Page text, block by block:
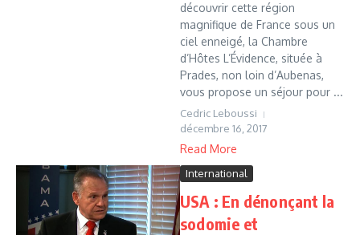
découvrir cette région
magnifique de France sous un
ciel enneigé, la Chambre
d’Hôtes L’Évidence, située à
Prades, non loin d’Aubenas,
vous propose un séjour pour ...
Cedric Leboussi
décembre 16, 2017
Read More
International
USA : En dénonçant la
sodomie et